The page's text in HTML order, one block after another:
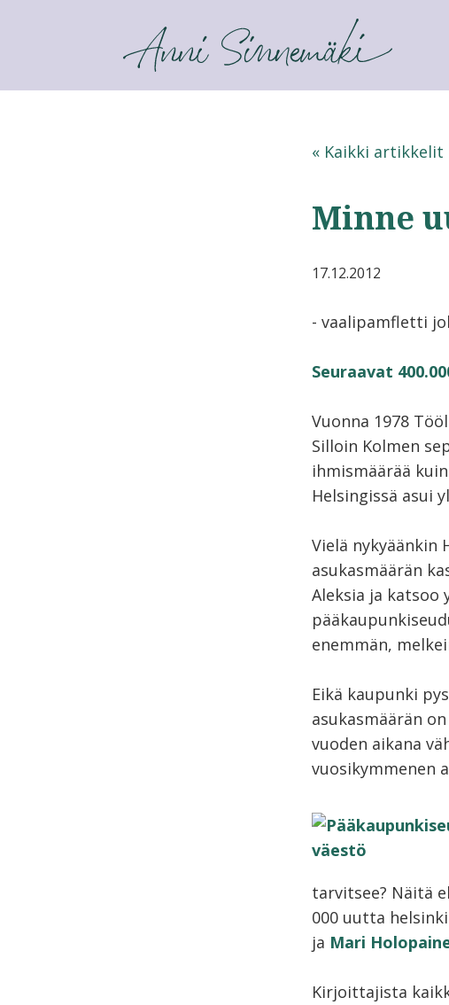
ANNI SINNEMÄKI
« Kaikki artikkelit
Minne
17.12.2012
- vaalipamfletti
Seuraavat
Vuonna 1978
Silloin Kolmen
ihmismäärää
Helsingissä asui
Vielä nykyäänkin
asukasmäärän
Aleksia ja katsoo
enemmän,
Eikä kaupunki
asukasmäärän
vuoden aikana
vuosikymmenen
tarvitsee? Näitä
000 uutta
ja Mari
Kirjoittajista